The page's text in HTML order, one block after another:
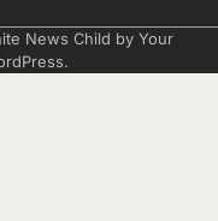
News Child by Your
.